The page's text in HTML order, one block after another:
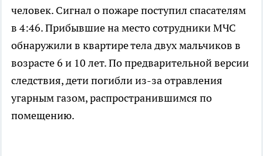
человек. Сигнал о пожаре поступил спасателям
в 4:46. Прибывшие на место сотрудники МЧС
обнаружили в квартире тела двух мальчиков в
возрасте 6 и 10 лет. По предварительной версии
следствия, дети погибли из-за отравления
угарным газом, распространившимся по
помещению.